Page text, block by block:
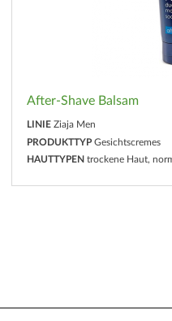
After-Shave Balsam
LINIE Ziaja Men
PRODUKTTYP Gesichtscremes
HAUTTYPEN trockene Haut,